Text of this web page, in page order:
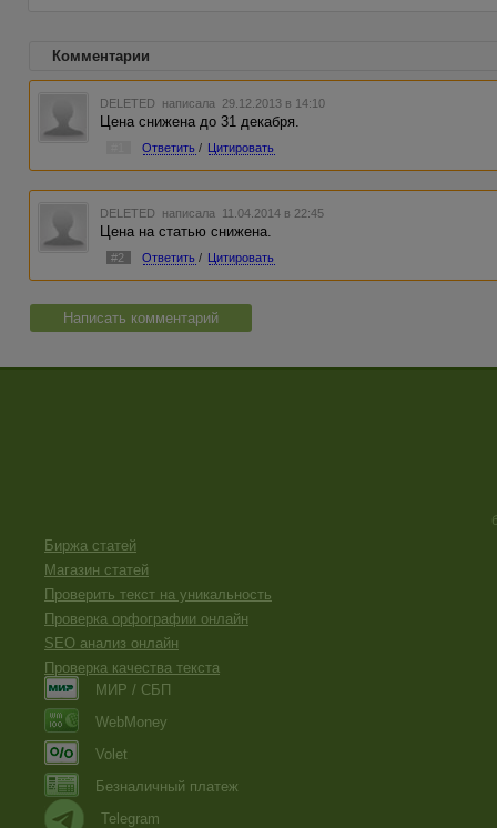
Комментарии
DELETED написала 29.12.2013 в 14:10
Цена снижена до 31 декабря.
Ответить / Цитировать
DELETED написала 11.04.2014 в 22:45
Цена на статью снижена.
#2 Ответить / Цитировать
Написать комментарий
Биржа статей
Магазин статей
Проверить текст на уникальность
Проверка орфографии онлайн
SEO анализ онлайн
Проверка качества текста
МИР / СБП
WebMoney
Volet
Безналичный платеж
Telegram